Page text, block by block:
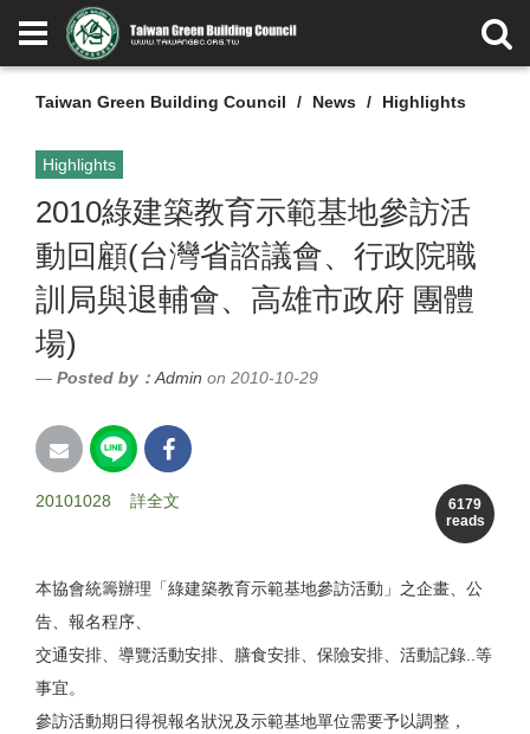
Taiwan Green Building Council News Highlights
Highlights
2010綠建築教育示範基地參訪活
動回顧(台灣省諮議會、行政院職
訓局與退輔會、高雄市政府 團體
場)
Posted by： Admin on 2010-10-29
6179
reads
20101028 詳全文
本協會統籌辦理「綠建築教育示範基地參訪活動」之企畫、公
告、報名程序、
交通安排、導覽活動安排、膳食安排、保險安排、活動記錄..等
事宜。
參訪活動期日得視報名狀況及示範基地單位需要予以調整，